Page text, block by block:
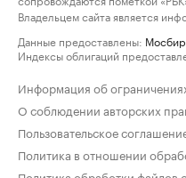
Владельцем сайта является
Данные предоставлены:
Индексы облигаций
Информация об
О соблюдении авторских
Пользовательское
Политика в отношении